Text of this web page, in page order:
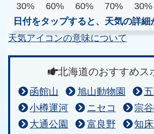
30%
60% 60% 70% 30%
日付をタップすると、天気の詳
天気アイコンの意味について
北海道のおすすめス
函館山 旭山動物園
小樽運河
ニセコ
宗
大通公園
富良野
知